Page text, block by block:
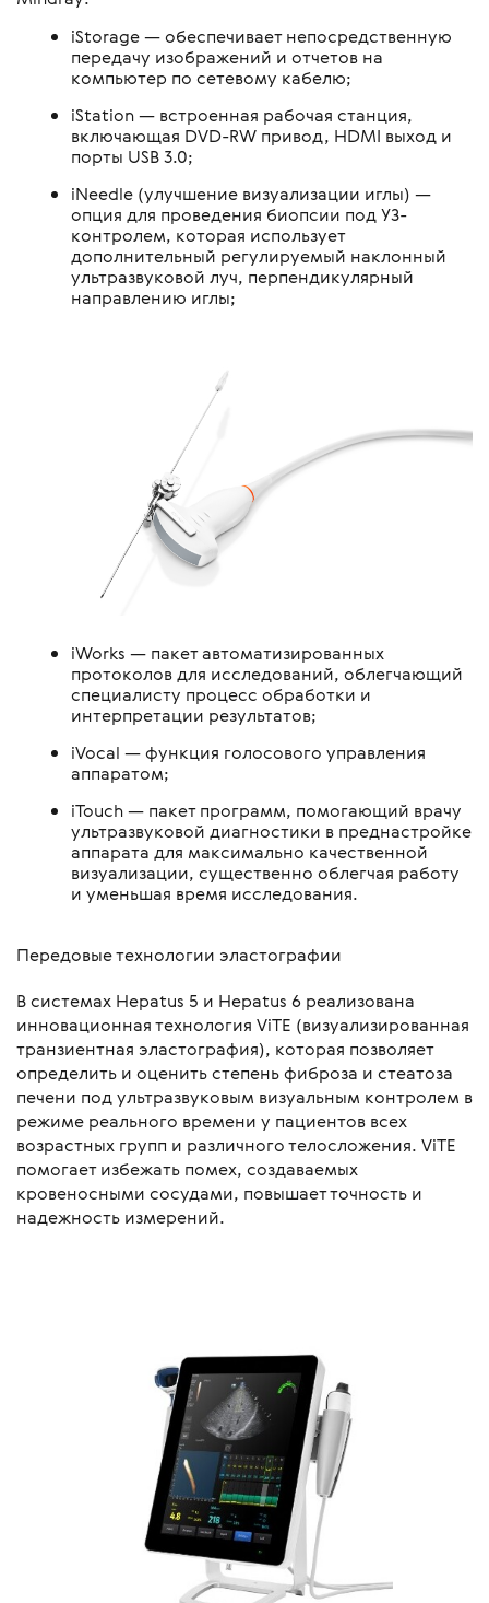
iStorage — обеспечивает непосредственную
передачу изображений и отчетов на
компьютер по сетевому кабелю;
iStation — встроенная рабочая станция,
включающая DVD-RW привод, HDMI выход и
порты USB 3.0;
iNeedle (улучшение визуализации иглы) —
опция для проведения биопсии под УЗ-
контролем, которая использует
дополнительный регулируемый наклонный
ультразвуковой луч, перпендикулярный
направлению иглы;
iWorks — пакет автоматизированных
протоколов для исследований, облегчающий
специалисту процесс обработки и
интерпретации результатов;
iVocal — функция голосового управления
аппаратом;
iTouch — пакет программ, помогающий врачу
ультразвуковой диагностики в преднастройке
аппарата для максимально качественной
визуализации, существенно облегчая работу
и уменьшая время исследования.
Передовые технологии эластографии
В системах Hepatus 5 и Hepatus 6 реализована
инновационная технология ViTE (визуализированная
транзиентная эластография), которая позволяет
определить и оценить степень фиброза и стеатоза
печени под ультразвуковым визуальным контролем в
режиме реального времени у пациентов всех
возрастных групп и различного телосложения. ViTE
помогает избежать помех, создаваемых
кровеносными сосудами, повышает точность и
надежность измерений.